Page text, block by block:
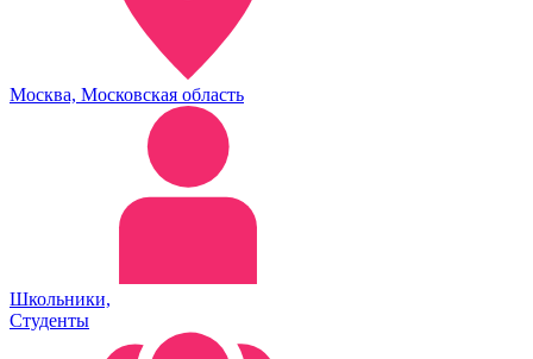
Москва, Московская область
Школьники,
Студенты